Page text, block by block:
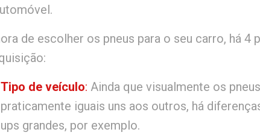
de escolher os pneus para o seu carro, há
Tipo de veículo: Ainda que visualmente os
praticamente iguais uns aos outros, há
ups grandes, por exemplo.